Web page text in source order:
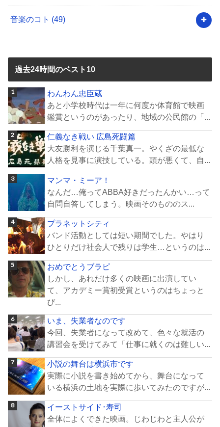
音楽のコト (49)
過去24時間のベスト10
わんわん忠臣蔵
あと小学校時代は一年に何度か体育館で映画
鑑賞というのがあったり、地域の公民館の「...
仁義なき戦い 広島死闘篇
大友勝利を演じる千葉真一。やくざの最低な
人格を見事に演技している。頭が悪くて、自...
マンマ・ミーア！
なんだ…俺ってABBA好きだったんかい…って
自問自答してしまう。映画そのもののス...
プラネットシティ
バンド活動としては短い期間でした。やはり
ひとりだけ社会人で残りは学生…というのは...
おめでとうブラピ
しかし、あれだけ多くの映画に出演してい
て、アカデミー賞初受賞というのはちょっと
び...
いま、失業者なのです
今回、失業者になって改めて、色々な就活の
講習会を受けてみて「仕事に就くのは難しい...
小説の舞台は横浜市です
実際に小説を書き始めてから、舞台になって
いる横浜の土地を実際に歩いてみたのですが...
イーストサイド･寿司
全体によくできた映画。じわじわと主人公が